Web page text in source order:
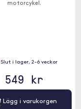
motorcykel.
Slut i lager, 2-6 veckor
549 kr
Lägg i varukorgen